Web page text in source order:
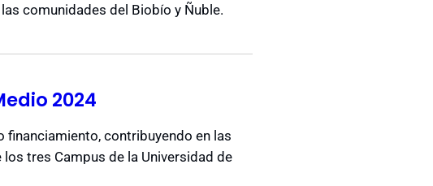
comunidades del Biobío y Ñuble.
2024
contribuyendo en las
tres Campus de la Universidad de